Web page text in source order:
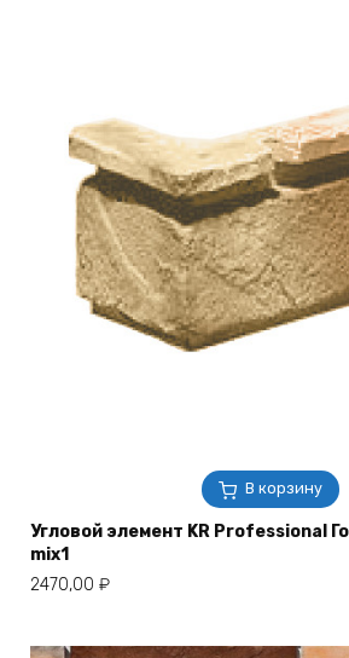
В корзину
Угловой элемент KR Professional
mix1
2470,00 ₽